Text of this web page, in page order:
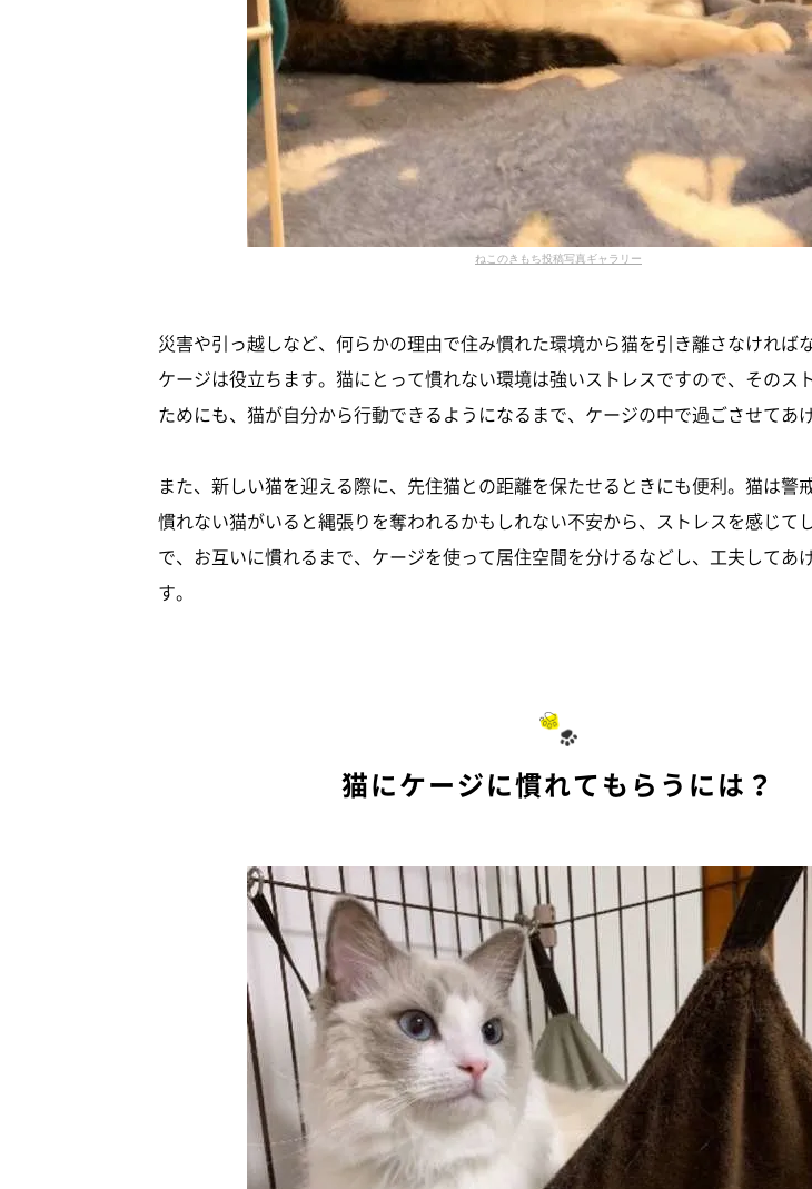
ねこのきもち投稿写真ギャラリー
災害や引っ越しなど、何らかの理由で住み慣れた環境から猫を引き離さなければ
ケージは役立ちます。猫にとって慣れない環境は強いストレスですので、そのス
ためにも、猫が自分から行動できるようになるまで、ケージの中で過ごさせてあ
また、新しい猫を迎える際に、先住猫との距離を保たせるときにも便利。猫は警
慣れない猫がいると縄張りを奪われるかもしれない不安から、ストレスを感じて
で、お互いに慣れるまで、ケージを使って居住空間を分けるなどし、工夫してあ
す。
猫にケージに慣れてもらうには？